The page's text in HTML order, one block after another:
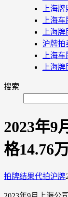
上海
上海
上海
沪牌拍
上海
上海
搜索
2023年9
格14.76
拍牌结果代拍沪牌